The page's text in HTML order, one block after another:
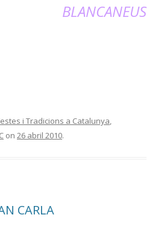
BLANCANEUS
i Tradicions a Catalunya
on 26 abril 2010.
CARLA